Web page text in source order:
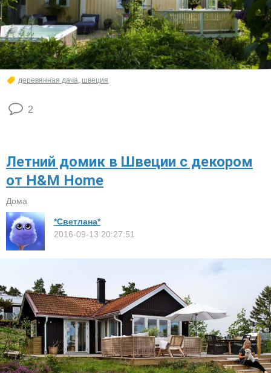
деревянная дача, швеция
2
Летний домик в Швеции с декором
от H&M Home
Дома
*Светлана*
2016-09-13 20:27:51